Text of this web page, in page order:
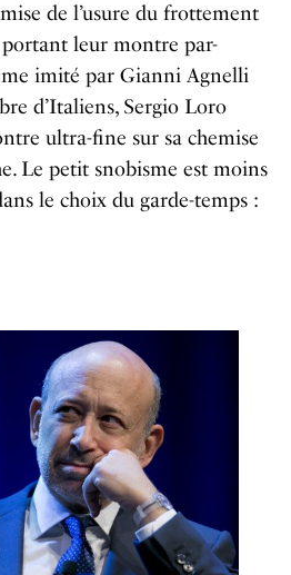
de l’usure du frottement
leur montre par-
imité par Gianni Agnelli
d’Italiens, Sergio Loro
ultra-fine sur sa chemise
Le petit snobisme est moins
le choix du garde-temps :